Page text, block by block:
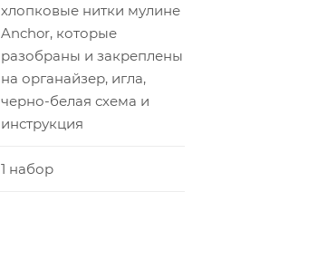
хлопковые нитки мулине
Anchor, которые
разобраны и закреплены
на органайзер, игла,
черно-белая схема и
инструкция
1 набор